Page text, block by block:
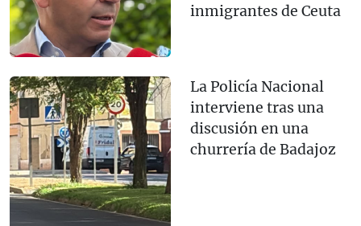
inmigrantes de Ceuta
La Policía Nacional
interviene tras una
discusión en una
churrería de Badajoz